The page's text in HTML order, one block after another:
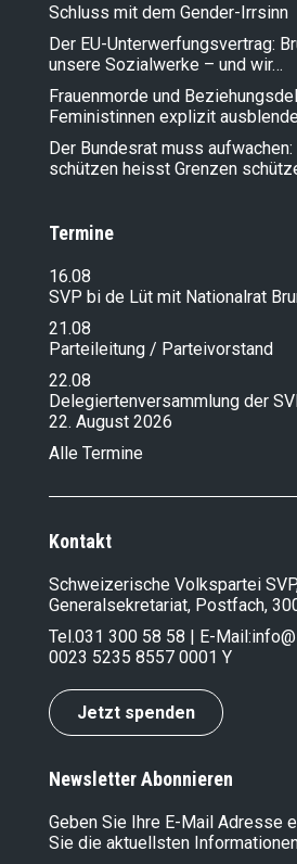
Schluss mit dem Gender-Irrsinn
Der EU-Unterwerfungsvertrag:
unsere Sozialwerke – und wir…
Frauenmorde und
Feministinnen explizit
Der Bundesrat muss
schützen heisst Grenzen
Termine
16.08
SVP bi de Lüt mit Nationalrat
21.08
Parteileitung / Parteivorstand
22.08
Delegiertenversammlung der
22. August 2026
Alle Termine
Kontakt
Schweizerische Volkspartei
Generalsekretariat, Postfach,
Tel.031 300 58 58 | E-Mail:
0023 5235 8557 0001 Y
Jetzt spenden
Newsletter Abonnieren
Geben Sie Ihre E-Mail Adresse
Sie die aktuellsten